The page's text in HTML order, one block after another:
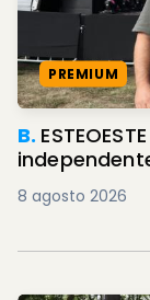
PREMIUM
B.
8 agosto 2026